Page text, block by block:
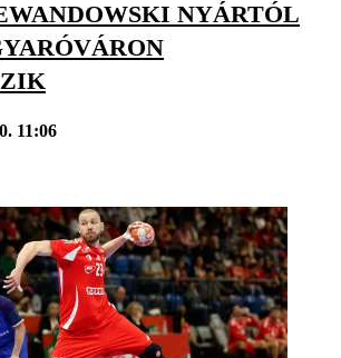
NYÁRTÓL
11:06